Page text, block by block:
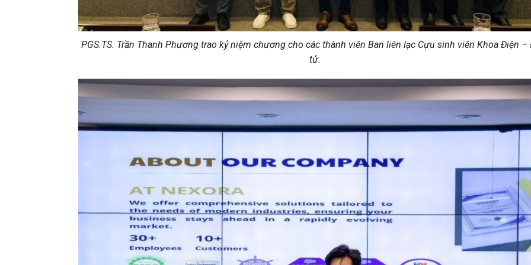
PGS.TS. Trần Thanh Phương trao kỷ niệm chương cho các thành viên Ban liên lạc Cựu sinh viên Khoa Điện –
tử.